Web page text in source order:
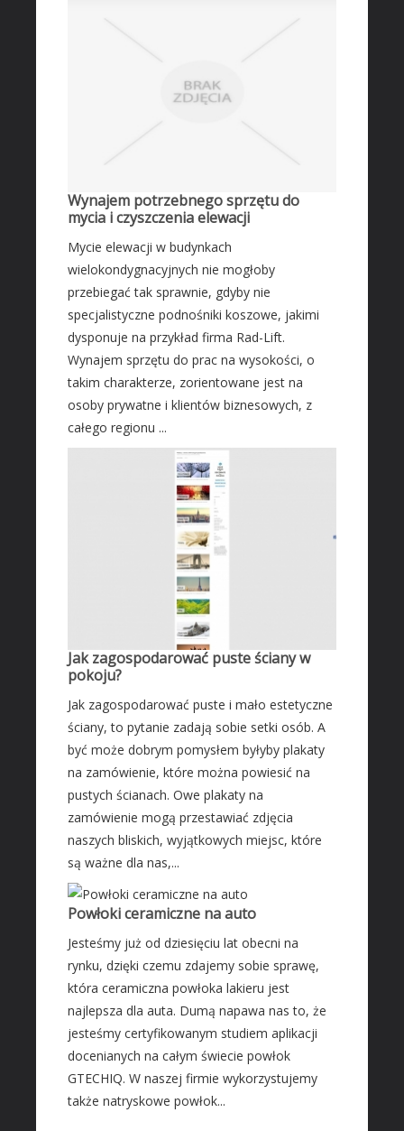
Sprzątanie, Porządkowanie
HOTELE
Hotele i Noclegi
Podróże
Wypoczynek
ZABIEGI
Dietetyka, Odchudzanie
Kosmetyki
Leczenie
Salony Kosmetyczne
Wynajem potrzebnego sprzętu do
mycia i czyszczenia elewacji
Mycie elewacji w budynkach
wielokondygnacyjnych nie mogłoby
przebiegać tak sprawnie, gdyby nie
specjalistyczne podnośniki koszowe, jakimi
dysponuje na przykład firma Rad-Lift.
Wynajem sprzętu do prac na wysokości, o
takim charakterze, zorientowane jest na
osoby prywatne i klientów biznesowych, z
całego regionu ...
Jak zagospodarować puste ściany w
pokoju?
Jak zagospodarować puste i mało estetyczne
ściany, to pytanie zadają sobie setki osób. A
być może dobrym pomysłem byłyby plakaty
na zamówienie, które można powiesić na
pustych ścianach. Owe plakaty na
zamówienie mogą przestawiać zdjęcia
naszych bliskich, wyjątkowych miejsc, które
są ważne dla nas,...
Powłoki ceramiczne na auto
Jesteśmy już od dziesięciu lat obecni na
rynku, dzięki czemu zdajemy sobie sprawę,
która ceramiczna powłoka lakieru jest
najlepsza dla auta. Dumą napawa nas to, że
jesteśmy certyfikowanym studiem aplikacji
docenianych na całym świecie powłok
GTECHIQ. W naszej firmie wykorzystujemy
także natryskowe powłok...